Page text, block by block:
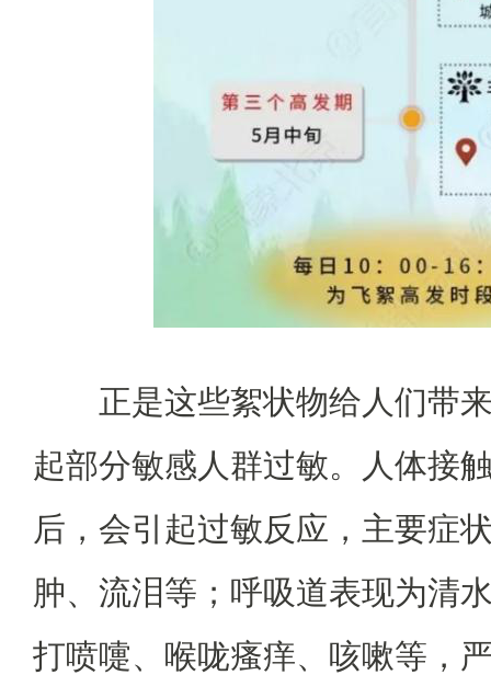
正是这些絮状物给人们带
起部分敏感人群过敏。人体接
后，会引起过敏反应，主要症
肿、流泪等；呼吸道表现为清
打喷嚏、喉咙瘙痒、咳嗽等，